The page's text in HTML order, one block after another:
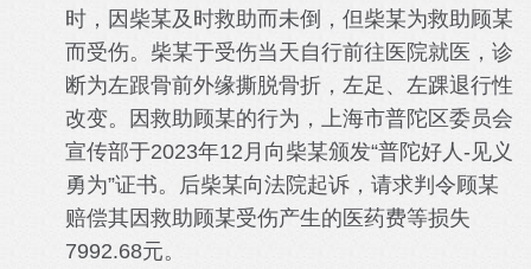
时，因柴某及时救助而未倒，但柴某为救助顾某
而受伤。柴某于受伤当天自行前往医院就医，诊
断为左跟骨前外缘撕脱骨折，左足、左踝退行性
改变。因救助顾某的行为，上海市普陀区委员会
宣传部于2023年12月向柴某颁发“普陀好人-见义
勇为”证书。后柴某向法院起诉，请求判令顾某
赔偿其因救助顾某受伤产生的医药费等损失
7992.68元。